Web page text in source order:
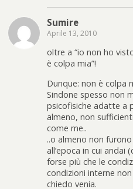
Sumire
Aprile 13, 2010
oltre a “io non ho
è colpa mia”!
Dunque: non è colpa
Sindone spesso non
psicofisiche adatte a
almeno, non
come me..
..o almeno non
all’epoca in cui andai
forse più che le
condizioni interne
chiedo venia.